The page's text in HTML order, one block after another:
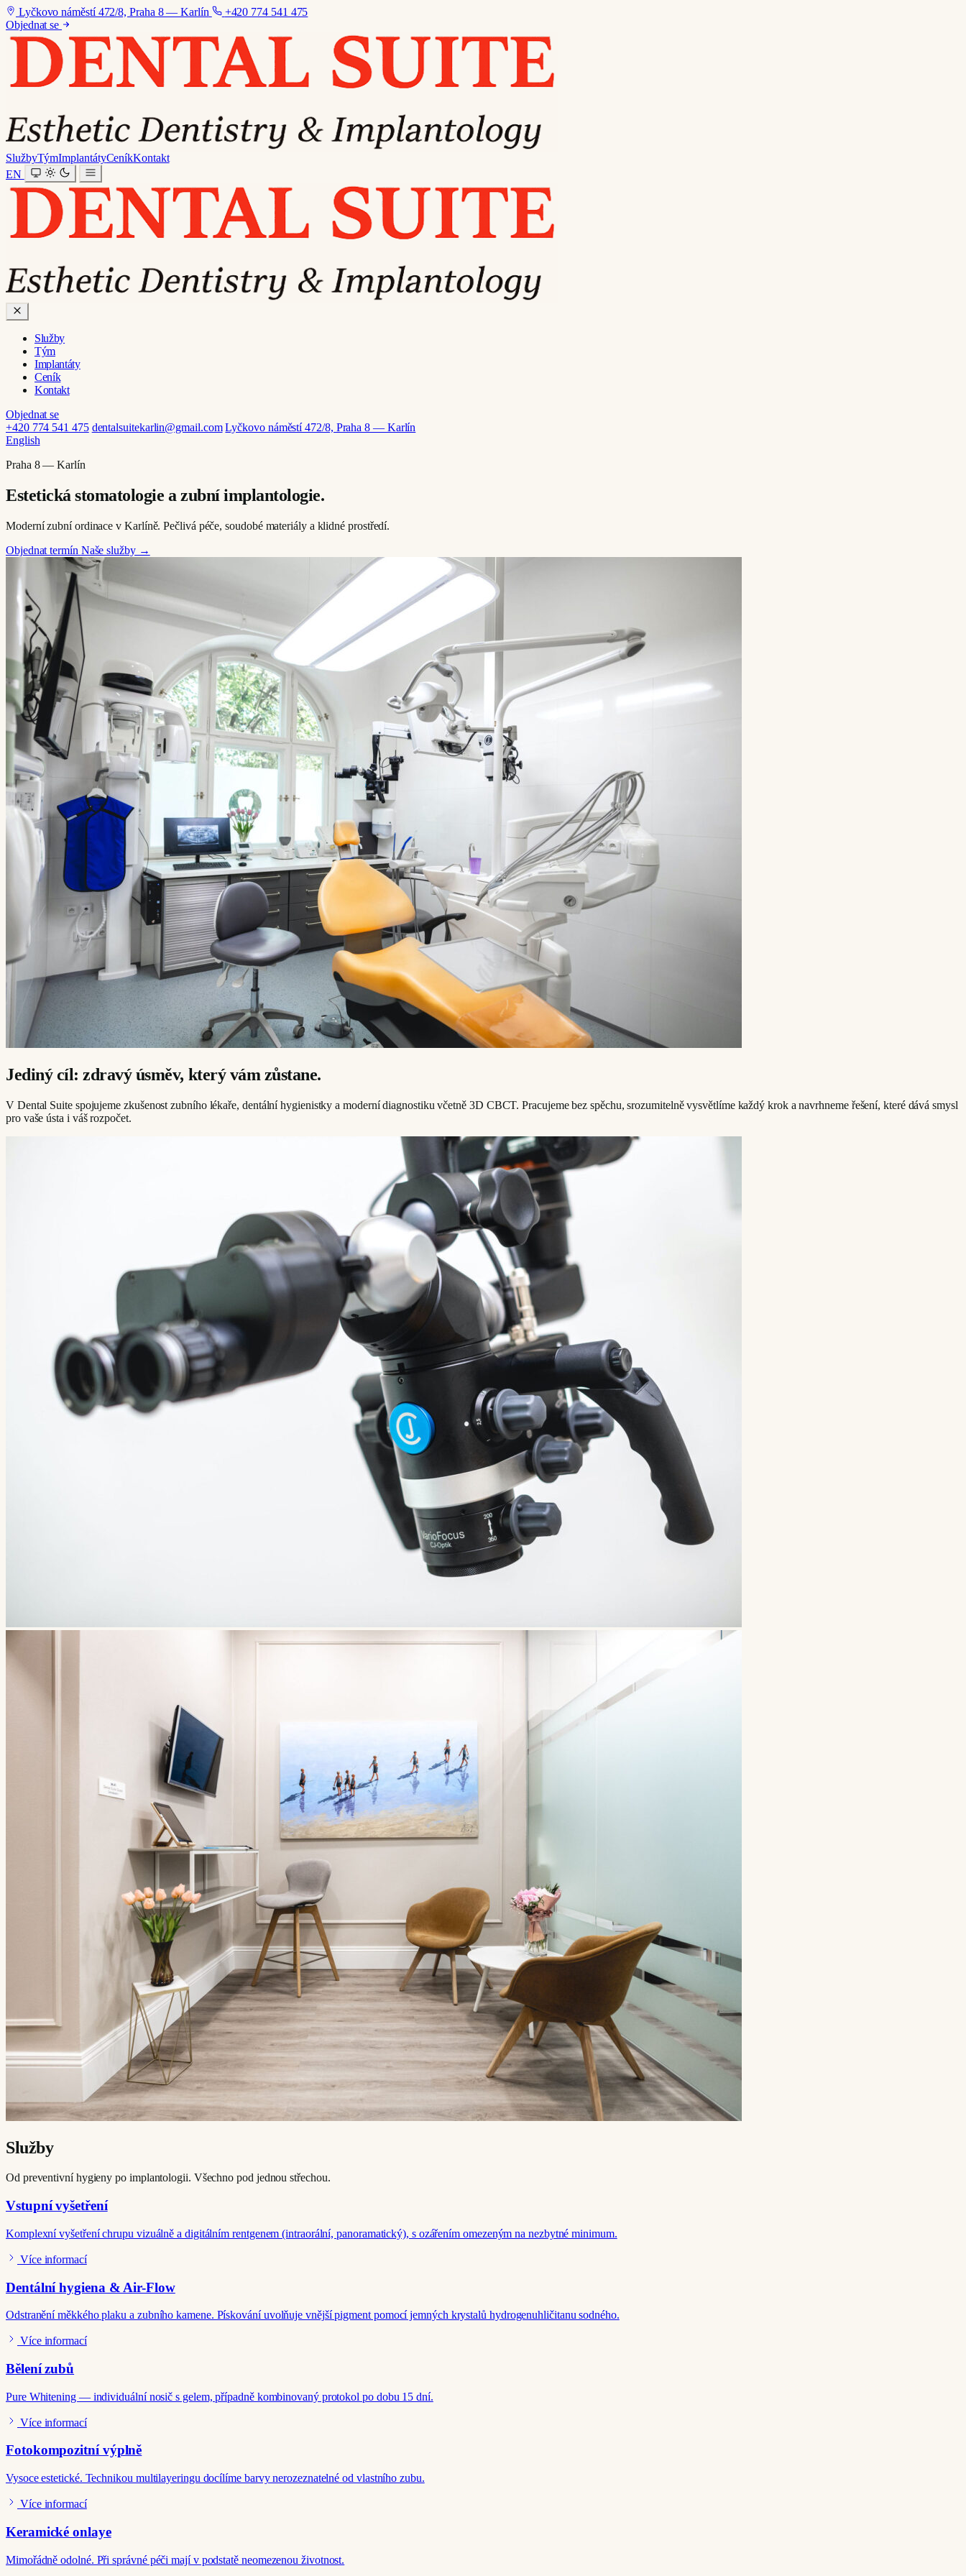
Lyčkovo náměstí 472/8, Praha 8 — Karlín
+420 774 541 475
Objednat se
SlužbyTýmImplantátyCeníkKontakt
EN
Služby
Tým
Implantáty
Ceník
Kontakt
Objednat se
+420 774 541 475 dentalsuitekarlin@gmail.com Lyčkovo náměstí 472/8, Praha 8 — Karlín
English
Praha 8 — Karlín
Estetická stomatologie a zubní implantologie.
Moderní zubní ordinace v Karlíně. Pečlivá péče, soudobé materiály a klidné prostředí.
Objednat termín Naše služby →
Jediný cíl: zdravý úsměv, který vám zůstane.
V Dental Suite spojujeme zkušenost zubního lékaře, dentální hygienistky a moderní diagnostiku včetně 3D CBCT. Pracujeme bez spěchu, srozumitelně vysvětlíme každý krok a navrhneme řešení, které dává smysl
pro vaše ústa i váš rozpočet.
Služby
Od preventivní hygieny po implantologii. Všechno pod jednou střechou.
Vstupní vyšetření
Komplexní vyšetření chrupu vizuálně a digitálním rentgenem (intraorální, panoramatický), s ozářením omezeným na nezbytné minimum.
Více informací
Dentální hygiena & Air-Flow
Odstranění měkkého plaku a zubního kamene. Pískování uvolňuje vnější pigment pomocí jemných krystalů hydrogenuhličitanu sodného.
Více informací
Bělení zubů
Pure Whitening — individuální nosič s gelem, případně kombinovaný protokol po dobu 15 dní.
Více informací
Fotokompozitní výplně
Vysoce estetické. Technikou multilayeringu docílíme barvy nerozeznatelné od vlastního zubu.
Více informací
Keramické onlaye
Mimořádně odolné. Při správné péči mají v podstatě neomezenou životnost.